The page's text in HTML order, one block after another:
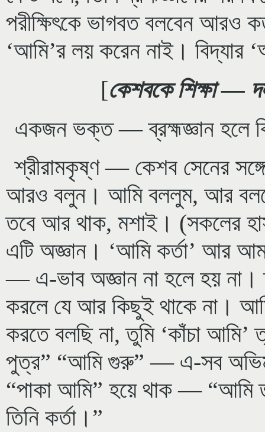
পরীক্ষিৎকে ভাগবত বলবেন আরও
‘আমি’র লয় করেন নাই। বিদ্যার
[কেশবকে শিক্ষা —
একজন ভক্ত — ব্রহ্মজ্ঞান হলে
শ্রীরামকৃষ্ণ — কেশব সেনের
আরও বলুন। আমি বললুম, আর
তবে আর থাক, মশাই। (সকলের
এটি অজ্ঞান। ‘আমি কর্তা’ আর
— এ-ভাব অজ্ঞান না হলে হয়
করলে যে আর কিছুই থাকে না।
করতে বলছি না, তুমি ‘কাঁচা
পুত্র” “আমি গুরু” — এ-সব
“পাকা আমি” হয়ে থাক — “আমি
তিনি কর্তা।”